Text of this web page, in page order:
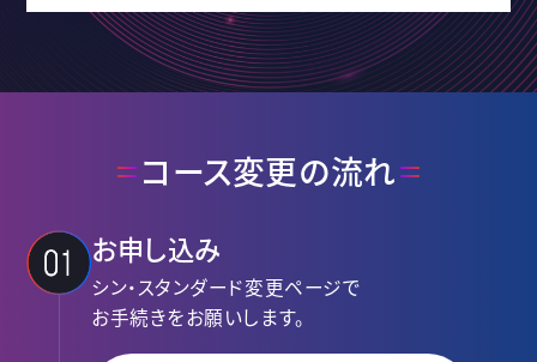
コース変更の流れ
お申し込み
シン・スタンダード変更ページで
お手続きをお願いします。